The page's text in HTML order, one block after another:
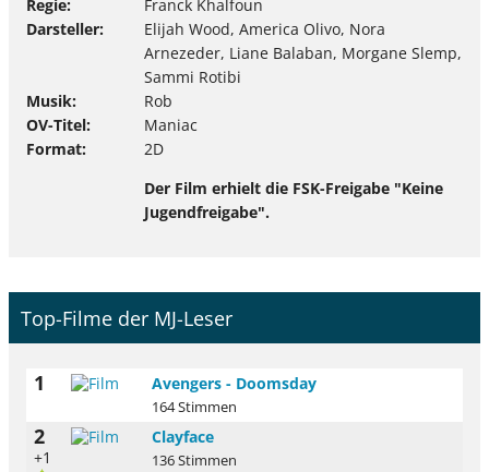
Regie
Franck Khalfoun
Darsteller
Elijah Wood, America Olivo, Nora
Arnezeder, Liane Balaban, Morgane Slemp,
Sammi Rotibi
Musik
Rob
OV-Titel
Maniac
Format
2D
Der Film erhielt die FSK-Freigabe "Keine
Jugendfreigabe".
Top-Filme der MJ-Leser
1 Avengers - Doomsday
164 Stimmen
2
+1
Clayface
136 Stimmen